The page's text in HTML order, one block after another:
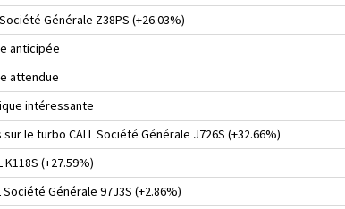
Générale Z38PS (+26.03%)
anticipée
attendue
intéressante
le turbo CALL Société Générale J726S (+32.66%)
(+27.59%)
Générale 97J3S (+2.86%)